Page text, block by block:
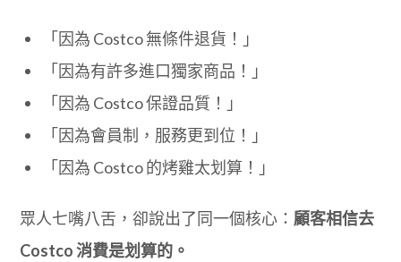
「因為 Costco 無條件退貨！」
「因為有許多進口獨家商品！」
「因為 Costco 保證品質！」
「因為會員制，服務更到位！」
「因為 Costco 的烤雞太划算！」
眾人七嘴八舌，卻說出了同一個核心：顧客相信去
Costco 消費是划算的。